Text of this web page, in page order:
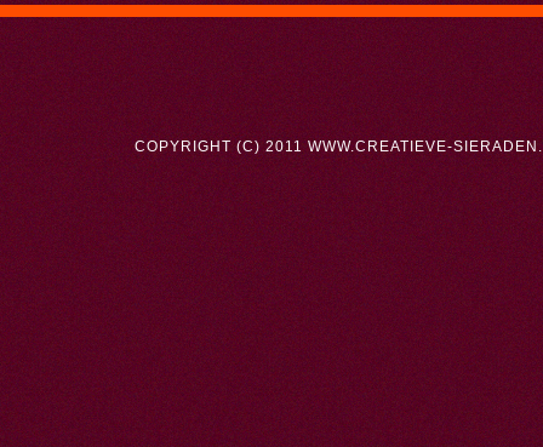
COPYRIGHT (C) 2011 WWW.CREATIEVE-